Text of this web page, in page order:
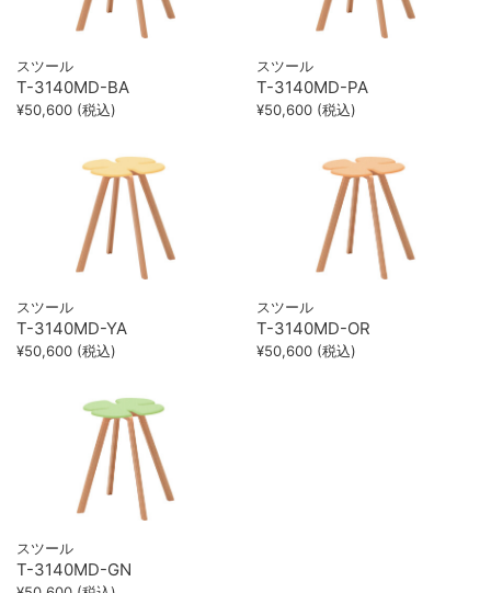
スツール
T-3140MD-BA
¥50,600 (税込)
スツール
T-3140MD-PA
¥50,600 (税込)
スツール
T-3140MD-YA
¥50,600 (税込)
スツール
T-3140MD-OR
¥50,600 (税込)
スツール
T-3140MD-GN